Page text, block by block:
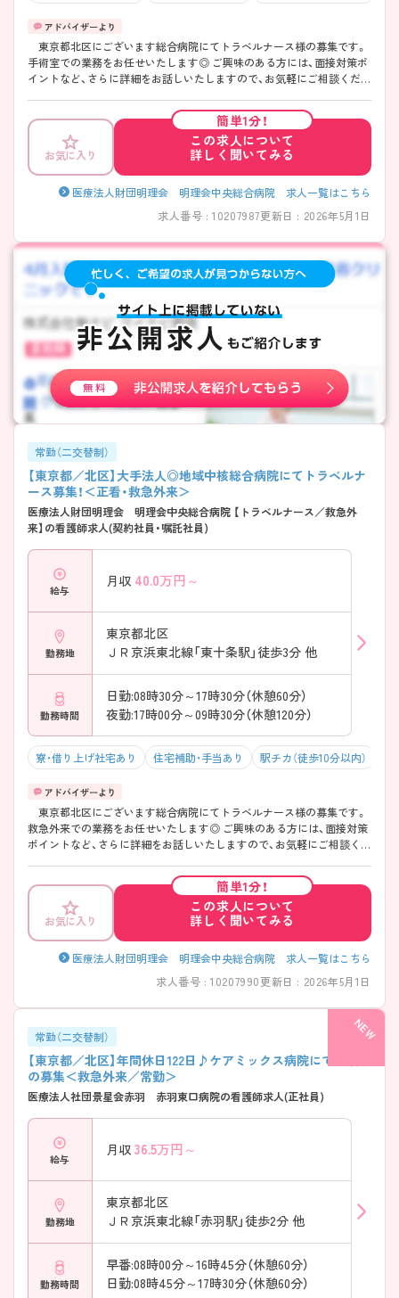
東京都北区にございます総合病院にてトラベルナース様の募集です。
手術室での業務をお任せいたします◎ ご興味のある方には、面接対策ポ
イントなど、さらに詳細をお話しいたしますので、お気軽にご相談くださ
お気に入り
簡単1分！
この求人について
詳しく聞いてみる
医療法人財団明理会 明理会中央総合病院 求人一覧はこちら
求人番号 : 10207987更新日 : 2026年5月1日
常勤（二交替制）
【東京都／北区】大手法人◎地域中核総合病院にてトラベルナ
ース募集！＜正看・救急外来＞
医療法人財団明理会 明理会中央総合病院 【トラベルナース／救急外
来】の看護師求人(契約社員・嘱託社員)
給与
月収 40.0万円～
勤務地
東京都北区
ＪＲ京浜東北線「東十条駅」徒歩3分 他
勤務時間
日勤:08時30分～17時30分（休憩60分）
夜勤:17時00分～09時30分（休憩120分）
寮・借り上げ社宅あり 住宅補助・手当あり 駅チカ（徒歩10分以内）
東京都北区にございます総合病院にてトラベルナース様の募集です。
救急外来での業務をお任せいたします◎ ご興味のある方には、面接対策
ポイントなど、さらに詳細をお話しいたしますので、お気軽にご相談くだ
お気に入り
簡単1分！
この求人について
詳しく聞いてみる
医療法人財団明理会 明理会中央総合病院 求人一覧はこちら
求人番号 : 10207990更新日 : 2026年5月1日
常勤（二交替制）
【東京都／北区】年間休日122日♪ケアミックス病院にて看護師
の募集＜救急外来／常勤＞
医療法人社団景星会赤羽 赤羽東口病院の看護師求人(正社員)
給与
月収 36.5万円～
勤務地
東京都北区
ＪＲ京浜東北線「赤羽駅」徒歩2分 他
勤務時間
早番:08時00分～16時45分（休憩60分）
日勤:08時45分～17時30分（休憩60分）